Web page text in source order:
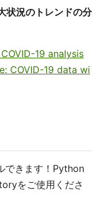
況のトレンドの分
19 analysis
COVID-19 data wi
できます！Python
をご使用くださ